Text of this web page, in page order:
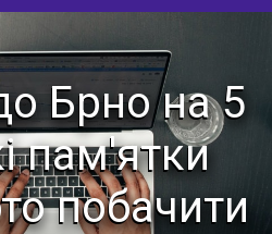
Брно на 5
пам'ятки
побачити